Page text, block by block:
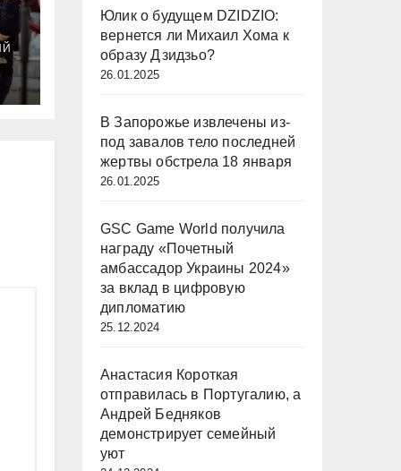
Юлик о будущем DZIDZIO:
вернется ли Михаил Хома к
образу Дзидзьо?
26.01.2025
В Запорожье извлечены из-
под завалов тело последней
жертвы обстрела 18 января
26.01.2025
GSC Game World получила
награду «Почетный
амбассадор Украины 2024»
за вклад в цифровую
дипломатию
25.12.2024
Анастасия Короткая
отправилась в Португалию, а
Андрей Бедняков
демонстрирует семейный
уют